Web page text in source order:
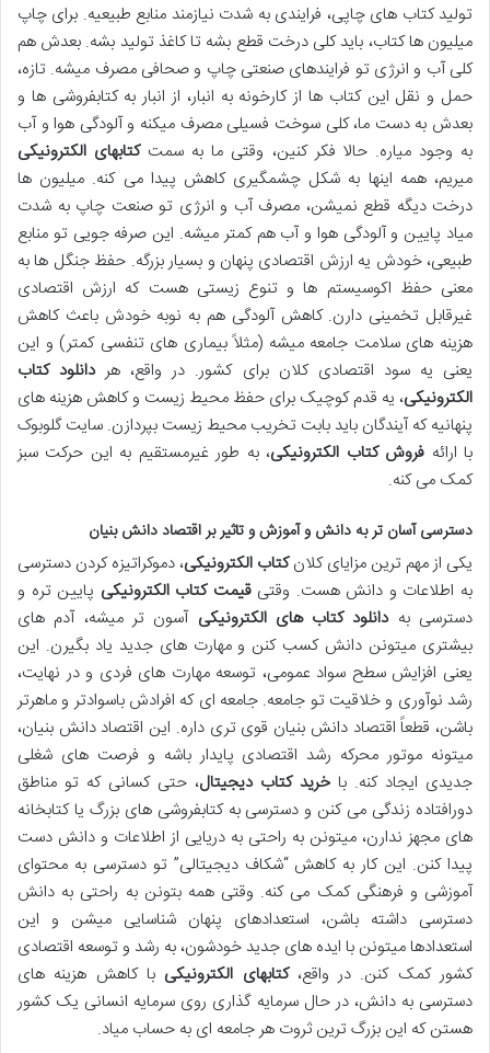
تولید کتاب های چاپی، فرایندی به شدت نیازمند منابع طبیعیه. برای چاپ
میلیون ها کتاب، باید کلی درخت قطع بشه تا کاغذ تولید بشه. بعدش هم
کلی آب و انرژی تو فرایندهای صنعتی چاپ و صحافی مصرف میشه. تازه،
حمل و نقل این کتاب ها از کارخونه به انبار، از انبار به کتابفروشی ها و
بعدش به دست ما، کلی سوخت فسیلی مصرف میکنه و آلودگی هوا و آب
به وجود میاره. حالا فکر کنین، وقتی ما به سمتکتابهای الکترونیکی
میریم، همه اینها به شکل چشمگیری کاهش پیدا می کنه. میلیون ها
درخت دیگه قطع نمیشن، مصرف آب و انرژی تو صنعت چاپ به شدت
میاد پایین و آلودگی هوا و آب هم کمتر میشه. این صرفه جویی تو منابع
طبیعی، خودش یه ارزش اقتصادی پنهان و بسیار بزرگه. حفظ جنگل ها به
معنی حفظ اکوسیستم ها و تنوع زیستی هست که ارزش اقتصادی
غیرقابل تخمینی دارن. کاهش آلودگی هم به نوبه خودش باعث کاهش
هزینه های سلامت جامعه میشه (مثلاً بیماری های تنفسی کمتر) و این
یعنی یه سود اقتصادی کلان برای کشور. در واقع، هردانلود کتاب
الکترونیکی، یه قدم کوچیک برای حفظ محیط زیست و کاهش هزینه های
پنهانیه که آیندگان باید بابت تخریب محیط زیست بپردازن. سایت گلوبوک
با ارائه فروش کتاب الکترونیکی، به طور غیرمستقیم به این حرکت سبز
کمک می کنه.
دسترسی آسان تر به دانش و آموزش و تاثیر بر اقتصاد دانش بنیان
یکی از مهم ترین مزایای کلانکتاب الکترونیکی، دموکراتیزه کردن دسترسی
به اطلاعات و دانش هست. وقتیقیمت کتاب الکترونیکی پایین تره و
دسترسی بهدانلود کتاب های الکترونیکی آسون تر میشه، آدم های
بیشتری میتونن دانش کسب کنن و مهارت های جدید یاد بگیرن. این
یعنی افزایش سطح سواد عمومی، توسعه مهارت های فردی و در نهایت،
رشد نوآوری و خلاقیت تو جامعه. جامعه ای که افرادش باسوادتر و ماهرتر
باشن، قطعاً اقتصاد دانش بنیان قوی تری داره. این اقتصاد دانش بنیان،
میتونه موتور محرکه رشد اقتصادی پایدار باشه و فرصت های شغلی
جدیدی ایجاد کنه. باخرید کتاب دیجیتال، حتی کسانی که تو مناطق
دورافتاده زندگی می کنن و دسترسی به کتابفروشی های بزرگ یا کتابخانه
های مجهز ندارن، میتونن به راحتی به دریایی از اطلاعات و دانش دست
پیدا کنن. این کار به کاهش “شکاف دیجیتالی” تو دسترسی به محتوای
آموزشی و فرهنگی کمک می کنه. وقتی همه بتونن به راحتی به دانش
دسترسی داشته باشن، استعدادهای پنهان شناسایی میشن و این
استعدادها میتونن با ایده های جدید خودشون، به رشد و توسعه اقتصادی
کشور کمک کنن. در واقع،کتابهای الکترونیکی با کاهش هزینه های
دسترسی به دانش، در حال سرمایه گذاری روی سرمایه انسانی یک کشور
هستن که این بزرگ ترین ثروت هر جامعه ای به حساب میاد.